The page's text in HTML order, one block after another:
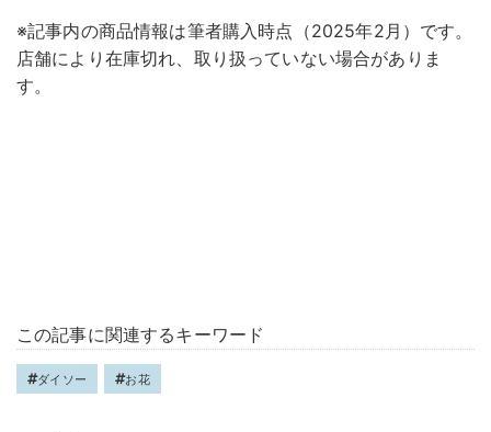
※記事内の商品情報は筆者購入時点（2025年2月）です。
店舗により在庫切れ、取り扱っていない場合がありま
す。
この記事に関連するキーワード
ダイソー お花